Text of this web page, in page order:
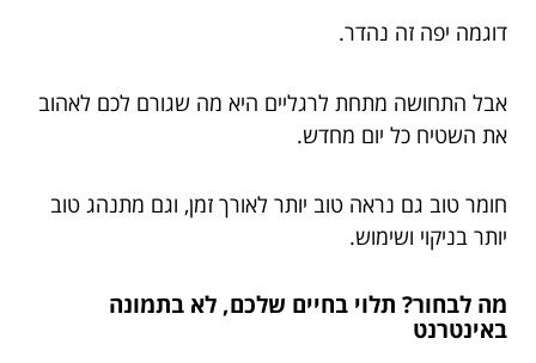
דוגמה יפה זה נהדר.
אבל התחושה מתחת לרגליים היא מה שגורם לכם לאהוב
את השטיח כל יום מחדש.
חומר טוב גם נראה טוב יותר לאורך זמן, וגם מתנהג טוב
יותר בניקוי ושימוש.
מה לבחור? תלוי בחיים שלכם, לא בתמונה
באינטרנט